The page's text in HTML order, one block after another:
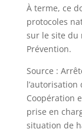
À terme, ce
protocoles
sur le site du
Prévention.
Source :
Coopération
prise en
situation de